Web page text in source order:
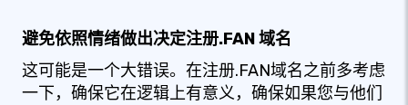
避免依照情绪做出决定注册.FAN 域名
这可能是一个大错误。在注册.FAN域名之前多考虑
一下，确保它在逻辑上有意义，确保如果您与他们